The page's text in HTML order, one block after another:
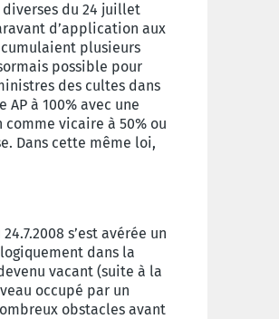
du 24 juillet
d’application aux
plusieurs
possible pour
des cultes dans
à 100% avec une
vicaire à 50% ou
Dans cette même loi,
s’est avérée un
dans la
vacant (suite à la
occupé par un
obstacles avant